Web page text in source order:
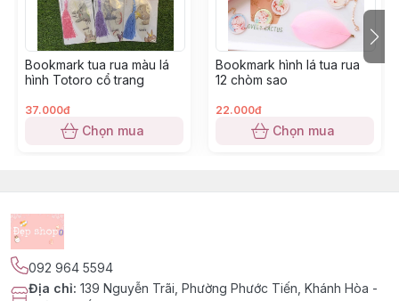
Bookmark tua rua màu lá
hình Totoro cổ trang
37.000đ
Chọn mua
Bookmark hình lá tua rua
12 chòm sao
22.000đ
Chọn mua
092 964 5594
Địa chỉ: 139 Nguyễn Trãi, Phường Phước Tiến, Khánh Hòa -